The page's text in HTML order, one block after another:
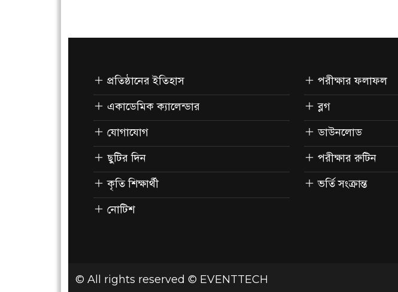
প্রতিষ্ঠানের ইতিহাস
একাডেমিক ক্যালেন্ডার
যোগাযোগ
ছুটির দিন
কৃতি শিক্ষার্থী
নোটিশ
পরীক্ষার ফলাফল
ব্লগ
ডাউনলোড
পরীক্ষার রুটিন
ভর্তি সংক্রান্ত
© All rights reserved © EVENTTECH